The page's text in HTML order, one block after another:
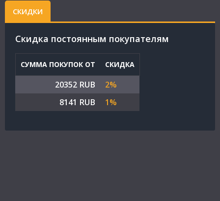
СКИДКИ
Cкидка постоянным покупателям
СУММА ПОКУПОК ОТ СКИДКА
20352 RUB
2%
8141 RUB
1%